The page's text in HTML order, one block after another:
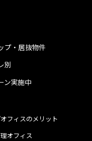
プ・居抜物件
別
ン実施中
オフィス
フィスのメリット